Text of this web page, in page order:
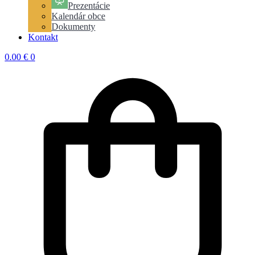
Prezentácie
Kalendár obce
Dokumenty
Kontakt
0.00 € 0